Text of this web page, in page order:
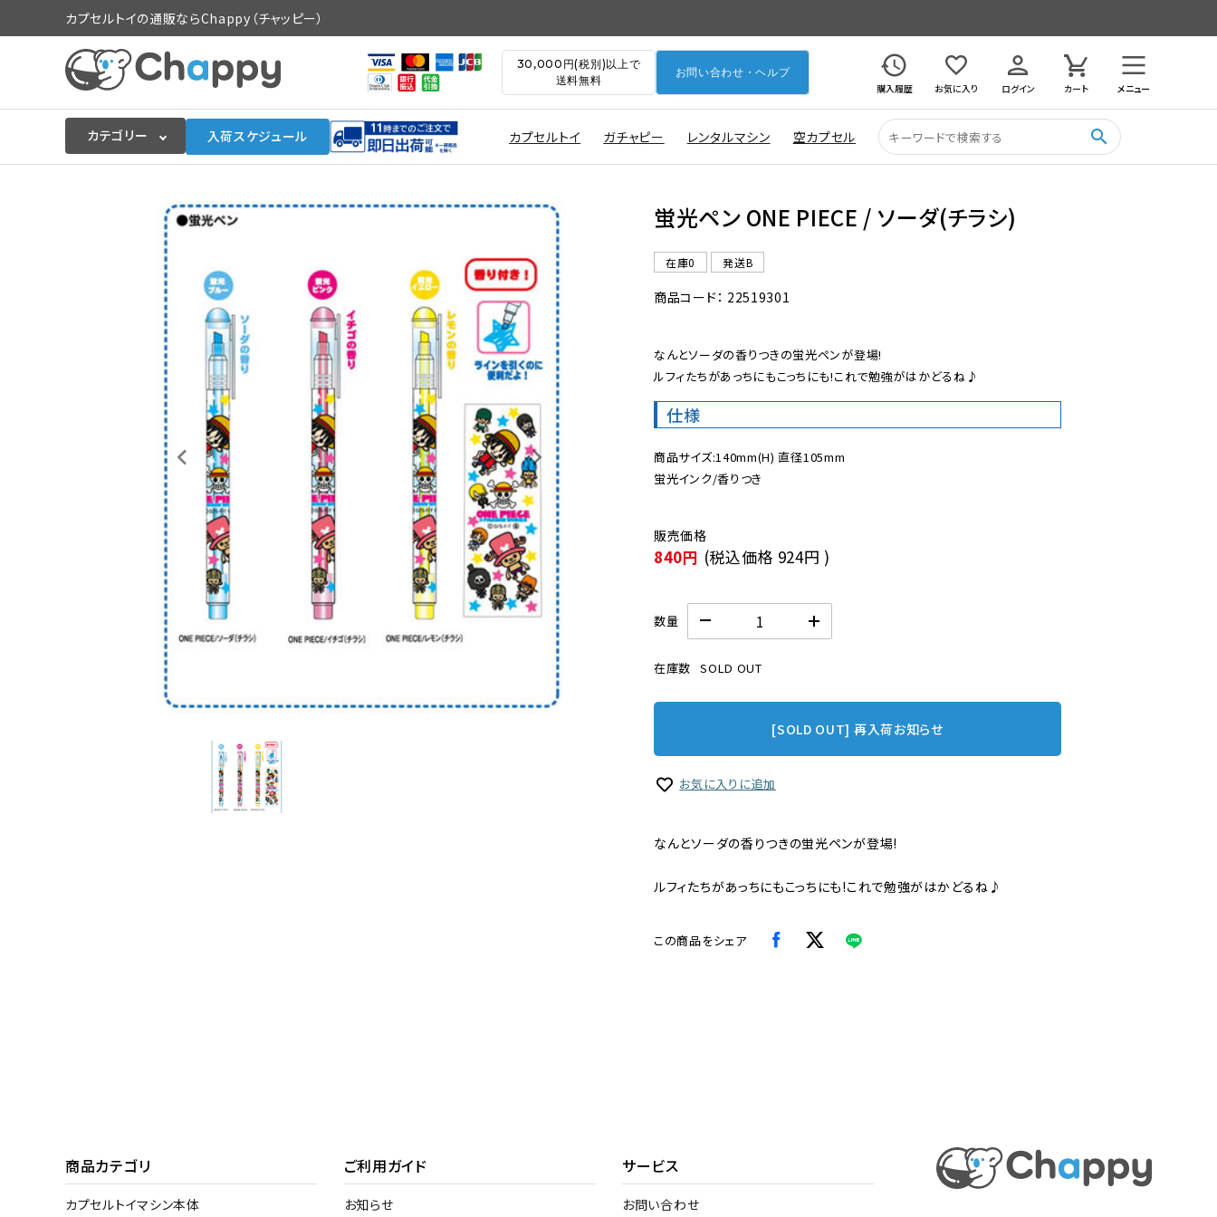
カプセルトイの通販ならChappy（チャッピー）
30,000円(税別)以上で
送料無料
お問い合わせ・ヘルプ
購入履歴
お気に入り ログイン カート メニュー
カテゴリー 入荷スケジュール カプセルトイ ガチャピー レンタルマシン 空カプセル search
入荷スケジュールをチェック
カプセルトイマシン本体
販促用空カプセル
販促用カプセルトイ
よくあるご質問
ご利用ガイド
06-6282-7659
蛍光ペン ONE PIECE / ソーダ(チラシ)
在庫0 発送B
商品コード： 22519301
なんとソーダの香りつきの蛍光ペンが登場!
ルフィたちがあっちにもこっちにも!これで勉強がはかどるね♪
仕様
商品サイズ:140mm(H) 直径105mm
蛍光インク/香りつき
840円 (税込価格 924円 )
数量
在庫数 SOLD OUT
[SOLD OUT] 再入荷お知らせ
お気に入りに追加
なんとソーダの香りつきの蛍光ペンが登場!
ルフィたちがあっちにもこっちにも!これで勉強がはかどるね♪
この商品をシェア
商品カテゴリ
カプセルトイマシン本体
ご利用ガイド
お知らせ
サービス
お問い合わせ